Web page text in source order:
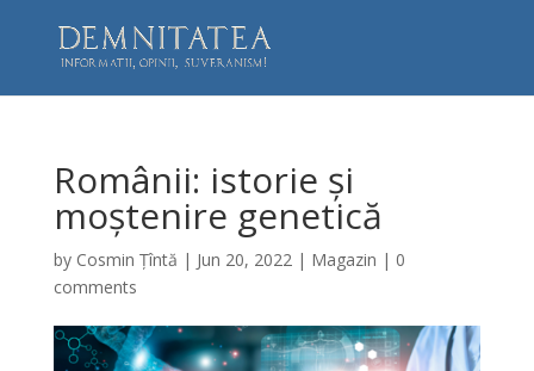
Românii: istorie și
moștenire genetică
by Cosmin Țîntă | Jun 20, 2022| Magazin | 0
comments